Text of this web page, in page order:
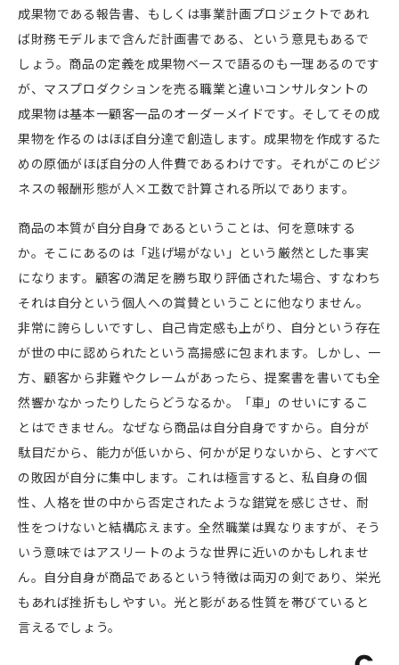
成果物である報告書、もしくは事業計画プロジェクトであれ
ば財務モデルまで含んだ計画書である、という意見もあるで
しょう。商品の定義を成果物ベースで語るのも一理あるのです
が、マスプロダクションを売る職業と違いコンサルタントの
成果物は基本一顧客一品のオーダーメイドです。そしてその成
果物を作るのはほぼ自分達で創造します。成果物を作成するた
めの原価がほぼ自分の人件費であるわけです。それがこのビジ
ネスの報酬形態が人×工数で計算される所以であります。
商品の本質が自分自身であるということは、何を意味する
か。そこにあるのは「逃げ場がない」という厳然とした事実
になります。顧客の満足を勝ち取り評価された場合、すなわち
それは自分という個人への賞賛ということに他なりません。
非常に誇らしいですし、自己肯定感も上がり、自分という存在
が世の中に認められたという高揚感に包まれます。しかし、一
方、顧客から非難やクレームがあったら、提案書を書いても全
然響かなかったりしたらどうなるか。「車」のせいにするこ
とはできません。なぜなら商品は自分自身ですから。自分が
駄目だから、能力が低いから、何かが足りないから、とすべて
の敗因が自分に集中します。これは極言すると、私自身の個
性、人格を世の中から否定されたような錯覚を感じさせ、耐
性をつけないと結構応えます。全然職業は異なりますが、そう
いう意味ではアスリートのような世界に近いのかもしれませ
ん。自分自身が商品であるという特徴は両刃の剣であり、栄光
もあれば挫折もしやすい。光と影がある性質を帯びていると
言えるでしょう。